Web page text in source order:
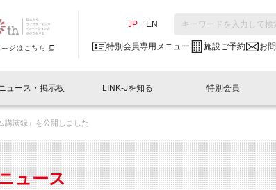
JP EN
特別会員専用メニュー 施設ご予約 お
イベントレポート一覧
LINK-J主催・共催 特別会員開催
？ What's "LINK-BioBAY
ビュー 会報誌 (News Letter)
ュース・掲示板
人と情報の交流掲示板一覧
会員プレスリリース ニュース・事業紹介
LINK-Jを知る
What’s LINK-J WEST
事業内容
特別会員
入会申し込み
施設ご予約
講演録』を公開しました
ュース